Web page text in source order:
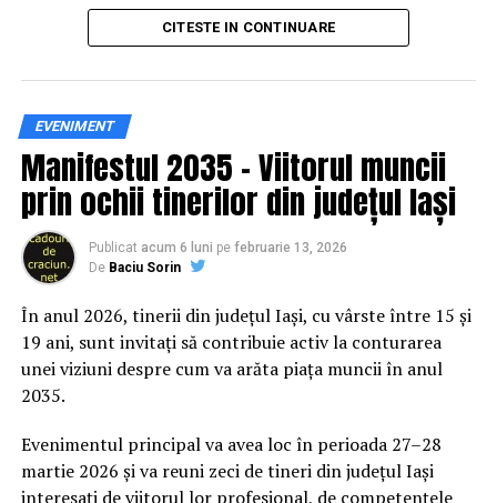
principal transformarea prevenției într-o experiență
practică și accesibilă publicului larg.
Siguranța rutieră, adusă mai
aproape de comunitate
Datele privind accidentele rutiere din România continuă
să evidențieze necesitatea unor inițiative de educație și
prevenție. În 2025, peste 3.000 de persoane au fost
rănite grav în accidente rutiere, iar mai mult de 1.300 și-
au pierdut viața pe șoselele din țară.
În acest context, campania „Condu Prudent! Alege
Viața!” își propune să transforme informația teoretică
într-o experiență directă, prin simulări și demonstrații
care îi ajută pe participanți să înțeleagă concret
impactul deciziilor luate în trafic.
CITESTE IN CONTINUARE
EVENIMENT
Manifestul 2035 – Viitorul muncii
prin ochii tinerilor din județul Iași
Publicat acum 6 luni pe februarie 13, 2026
De Baciu Sorin
În anul 2026, tinerii din județul Iași, cu vârste între 15 și
19 ani, sunt invitați să contribuie activ la conturarea
unei viziuni despre cum va arăta piața muncii în anul
2035.
Evenimentul principal va avea loc în perioada 27–28
martie 2026 și va reuni zeci de tineri din județul Iași
interesați de viitorul lor profesional, de competențele